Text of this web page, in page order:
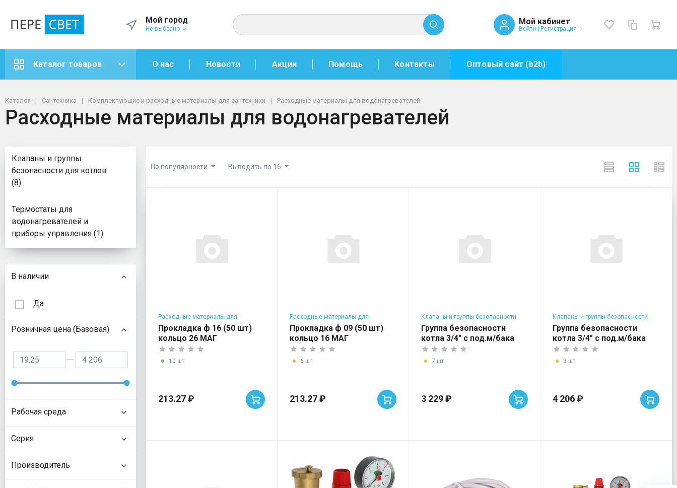
Мой город
Не выбрано
Мой кабинет
Войти | Регистрация
Каталог товаров О нас Новости Акции Помощь Контакты Оптовый сайт (b2b)
Каталог Сантехника Комплектующие и расходные материалы для сантехники Расходные материалы для водонагревателей
Расходные материалы для водонагревателей
По популярности Выводить по 16
Расходные материалы для
водонагревателей
Прокладка ф 16 (50 шт)
кольцо 26 МАГ
10 шт
213.27 ₽
Расходные материалы для
водонагревателей
Прокладка ф 09 (50 шт)
кольцо 16 МАГ
6 шт
213.27 ₽
Клапаны и группы безопасности
для котлов
Группа безопасности
котла 3/4" с под.м/бака
Сталь
7 шт
3 229 ₽
Клапаны и группы безопасности
для котлов
Группа безопасности
котла 3/4" с под.м/бака
НЕРЖАВ
3 шт
4 206 ₽
Клапаны и группы
безопасности для котлов
(8)
Термостаты для
водонагревателей и
приборы управления (1)
Подбор параметров
В наличии
Да
Розничная цена (Базовая)
Рабочая среда
Серия
Производитель